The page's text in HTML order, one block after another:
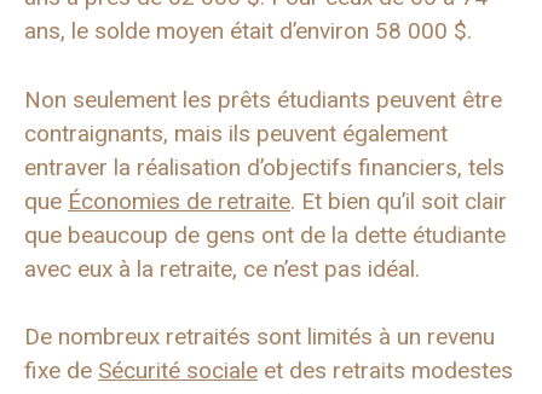
ans, le solde moyen était d’environ 58 000 $.
Non seulement les prêts étudiants peuvent être
contraignants, mais ils peuvent également
entraver la réalisation d’objectifs financiers, tels
que Économies de retraite. Et bien qu’il soit clair
que beaucoup de gens ont de la dette étudiante
avec eux à la retraite, ce n’est pas idéal.
De nombreux retraités sont limités à un revenu
fixe de Sécurité sociale et des retraits modestes